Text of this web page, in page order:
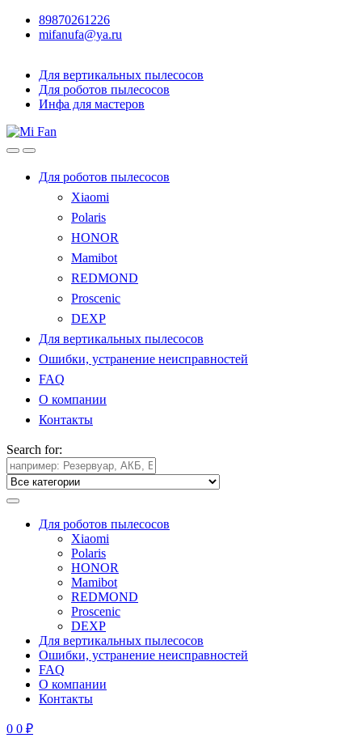
89870261226
mifanufa@ya.ru
Для вертикальных пылесосов
Для роботов пылесосов
Инфа для мастеров
Для роботов пылесосов
Xiaomi
Polaris
HONOR
Mamibot
REDMOND
Proscenic
DEXP
Для вертикальных пылесосов
Ошибки, устранение неисправностей
FAQ
О компании
Контакты
Search for:
Для роботов пылесосов
Xiaomi
Polaris
HONOR
Mamibot
REDMOND
Proscenic
DEXP
Для вертикальных пылесосов
Ошибки, устранение неисправностей
FAQ
О компании
Контакты
0 0 ₽